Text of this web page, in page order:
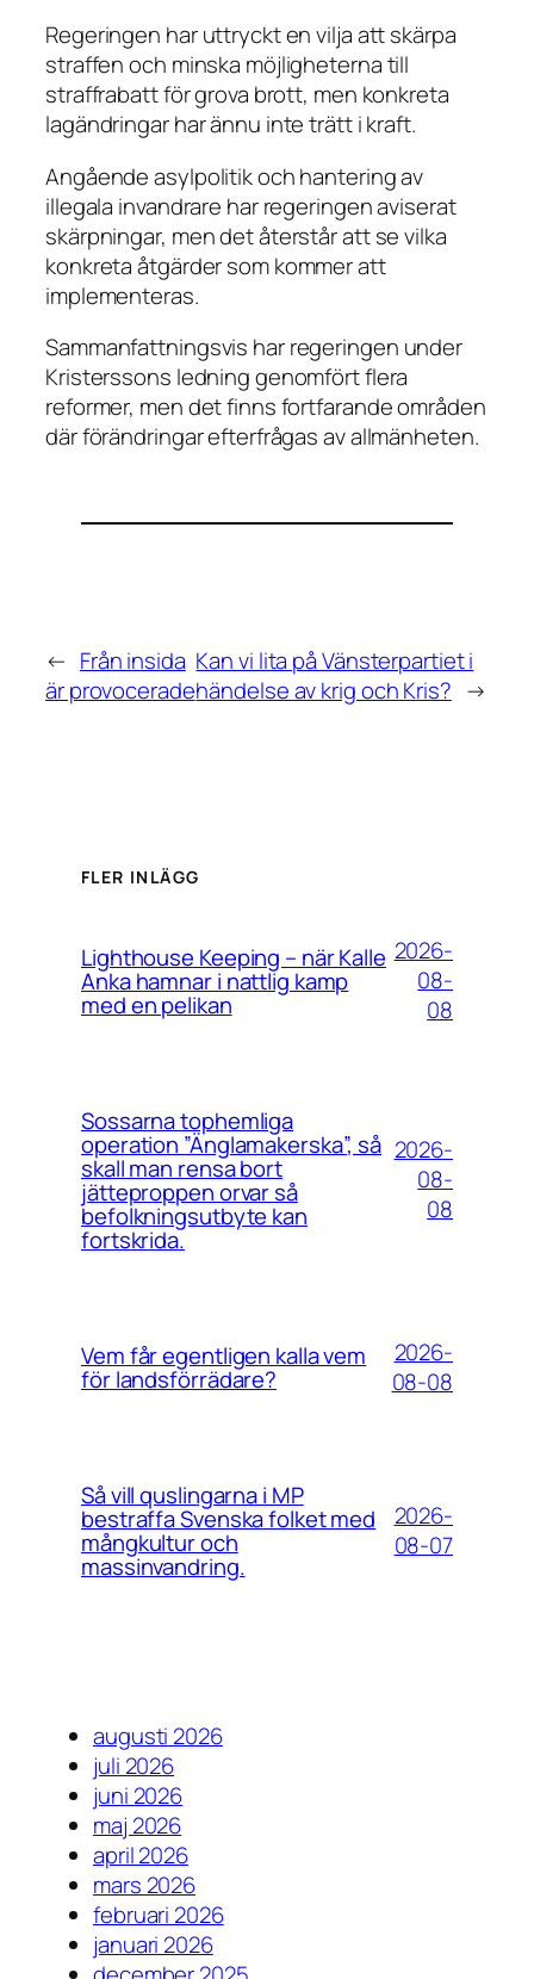
Regeringen har uttryckt en vilja att skärpa
straffen och minska möjligheterna till
straffrabatt för grova brott, men konkreta
lagändringar har ännu inte trätt i kraft.
Angående asylpolitik och hantering av
illegala invandrare har regeringen aviserat
skärpningar, men det återstår att se vilka
konkreta åtgärder som kommer att
implementeras.
Sammanfattningsvis har regeringen under
Kristerssons ledning genomfört flera
reformer, men det finns fortfarande områden
där förändringar efterfrågas av allmänheten.
← Från insida
är provocerade
Kan vi lita på Vänsterpartiet i
händelse av krig och Kris? →
FLER INLÄGG
Lighthouse Keeping – när Kalle
Anka hamnar i nattlig kamp
med en pelikan
2026-
08-
08
Sossarna tophemliga
operation ”Änglamakerska”, så
skall man rensa bort
jätteproppen orvar så
befolkningsutbyte kan
fortskrida.
2026-
08-
08
Vem får egentligen kalla vem
för landsförrädare?
2026-
08-08
Så vill quslingarna i MP
bestraffa Svenska folket med
mångkultur och
massinvandring.
2026-
08-07
augusti 2026
juli 2026
juni 2026
maj 2026
april 2026
mars 2026
februari 2026
januari 2026